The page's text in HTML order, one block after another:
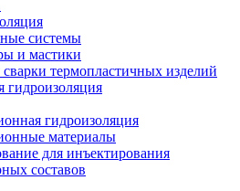
системы
и мастики
термопластичных изделий
гидроизоляция
гидроизоляция
материалы
для инъектирования
составов